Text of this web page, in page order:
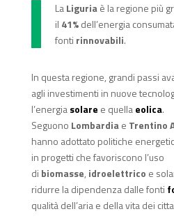
LaLiguriaè la regione più
il 41%dell’energia
fonti rinnovabili.
In questa regione, grandi passi
agli investimenti in nuove
l’energiasolare e quellaeolica.
Seguono Lombardiae Trentino
hanno adottato politiche
in progetti che favoriscono l’uso
di biomasse, idroelettrico e
ridurre la dipendenza dalle fonti
qualità dell’aria e della vita dei